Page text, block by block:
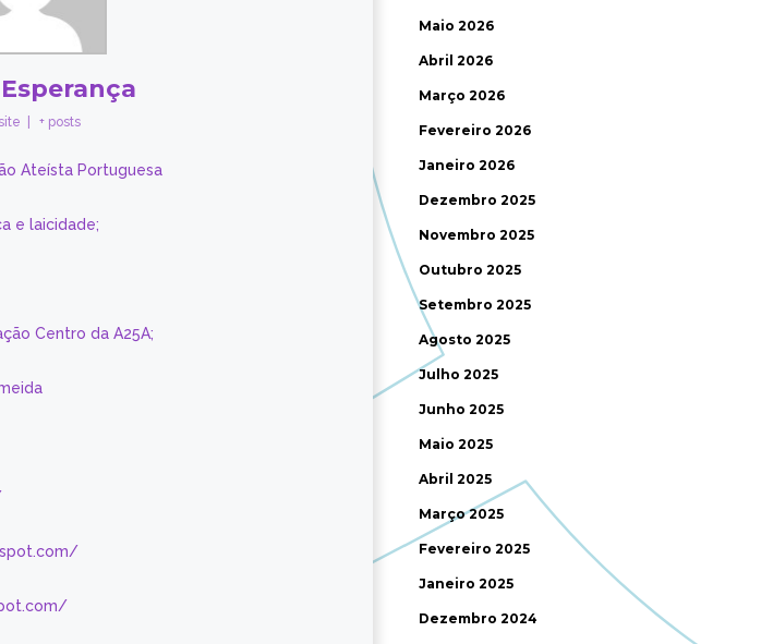
+ posts
Ateísta Portuguesa
e laicidade;
Centro da A25A;
Maio 2026
Abril 2026
Março 2026
Fevereiro 2026
Janeiro 2026
Dezembro 2025
Novembro 2025
Outubro 2025
Setembro 2025
Agosto 2025
Julho 2025
Junho 2025
Maio 2025
Abril 2025
Março 2025
Fevereiro 2025
Janeiro 2025
Dezembro 2024